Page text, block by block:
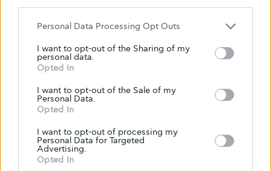
Personal Data Processing Opt Outs
I want to opt-out of the Sharing of my
personal data.
Opted In
I want to opt-out of the Sale of my
Personal Data.
Opted In
I want to opt-out of processing my
Personal Data for Targeted
Advertising.
Opted In